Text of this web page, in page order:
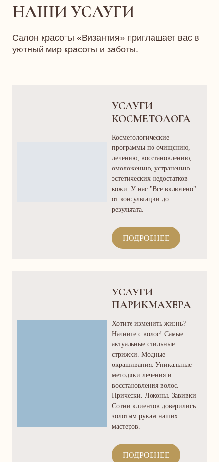
НАШИ УСЛУГИ
Салон красоты «Византия» приглашает вас в
уютный мир красоты и заботы.
УСЛУГИ
КОСМЕТОЛОГА
Косметологические
программы по очищению,
лечению, восстановлению,
омоложению, устранению
эстетических недостатков
кожи. У нас "Все включено":
от консультации до
результата.
ПОДРОБНЕЕ
УСЛУГИ
ПАРИКМАХЕРА
Хотите изменить жизнь?
Начните с волос! Самые
актуальные стильные
стрижки. Модные
окрашивания. Уникальные
методики лечения и
восстановления волос.
Прически. Локоны. Завивки.
Сотни клиентов доверились
золотым рукам наших
мастеров.
ПОДРОБНЕЕ